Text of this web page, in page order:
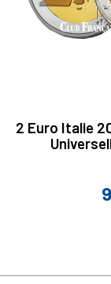
2 Euro Italie